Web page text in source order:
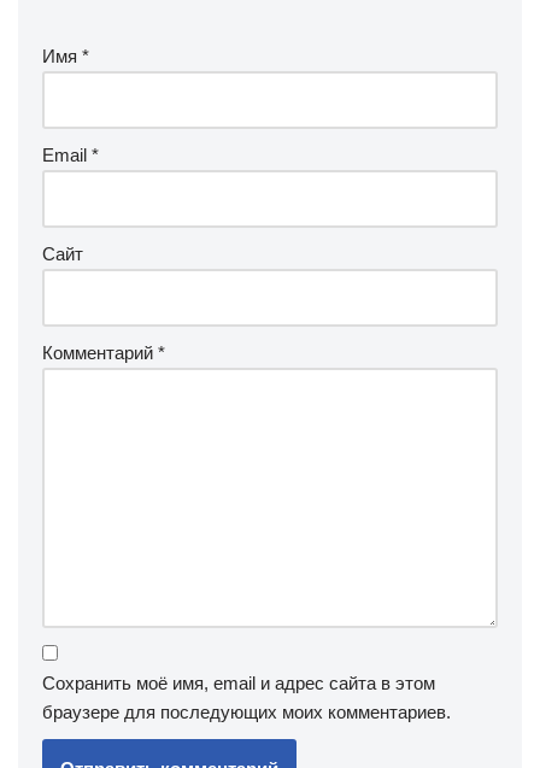
Имя *
Email *
Сайт
Комментарий *
Сохранить моё имя, email и адрес сайта в этом
браузере для последующих моих комментариев.